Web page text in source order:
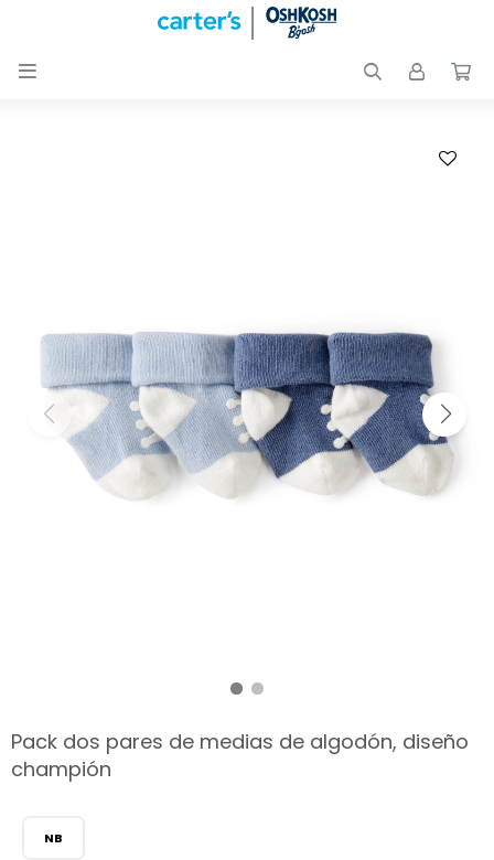

Pack dos pares de medias de algodón, diseño
champión
NB
Nuevos
Club
Carter
OUTLET